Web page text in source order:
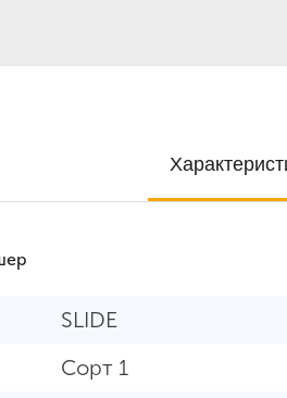
SLIDE
Сорт 1